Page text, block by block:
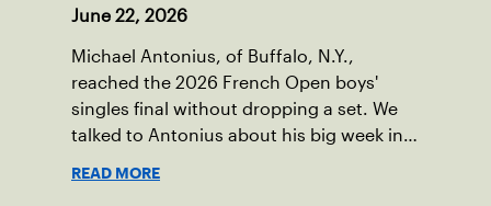
June 22, 2026
Michael Antonius, of Buffalo, N.Y.,
reached the 2026 French Open boys'
singles final without dropping a set. We
talked to Antonius about his big week in
READ MORE